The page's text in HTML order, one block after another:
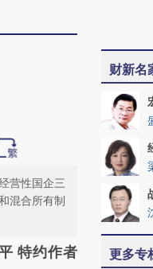
营性国企三
混合所有制
文由第三方
特约作者
财新名
更多专